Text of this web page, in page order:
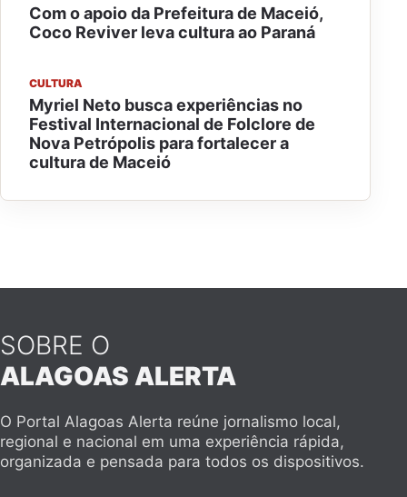
Com o apoio da Prefeitura de Maceió,
Coco Reviver leva cultura ao Paraná
CULTURA
Myriel Neto busca experiências no
Festival Internacional de Folclore de
Nova Petrópolis para fortalecer a
cultura de Maceió
SOBRE O
ALAGOAS ALERTA
O Portal Alagoas Alerta reúne jornalismo local,
regional e nacional em uma experiência rápida,
organizada e pensada para todos os dispositivos.